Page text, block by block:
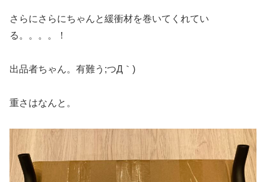
さらにさらにちゃんと緩衝材を巻いてくれてい
る。。。。！
出品者ちゃん。有難う;つД｀)
重さはなんと。